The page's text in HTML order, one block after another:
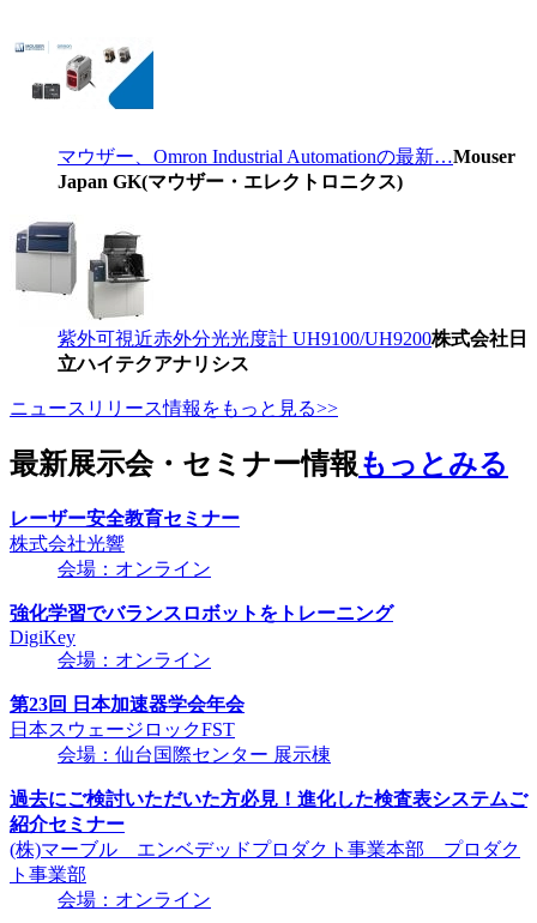
マウザー、Omron Industrial Automationの最新…Mouser
Japan GK(マウザー・エレクトロニクス)
紫外可視近赤外分光光度計 UH9100/UH9200株式会社日
立ハイテクアナリシス
ニュースリリース情報をもっと見る>>
最新展示会・セミナー情報もっとみる
レーザー安全教育セミナー
株式会社光響
会場：オンライン
強化学習でバランスロボットをトレーニング
DigiKey
会場：オンライン
第23回 日本加速器学会年会
日本スウェージロックFST
会場：仙台国際センター 展示棟
過去にご検討いただいた方必見！進化した検査表システムご
紹介セミナー
(株)マーブル エンベデッドプロダクト事業本部 プロダク
ト事業部
会場：オンライン